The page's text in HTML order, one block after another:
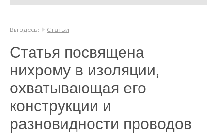
Вы здесь: Статьи
Статья посвящена
нихрому в изоляции,
охватывающая его
конструкции и
разновидности проводов